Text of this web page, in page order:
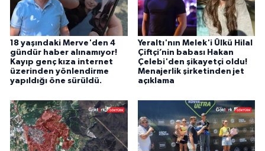
18 yaşındaki Merve'den 4
gündür haber alınamıyor!
Kayıp genç kıza internet
üzerinden yönlendirme
yapıldığı öne sürüldü.
Yeraltı'nın Melek'i Ülkü Hilal
Çiftçi’nin babası Hakan
Çelebi'den şikayetçi oldu!
Menajerlik şirketinden jet
açıklama